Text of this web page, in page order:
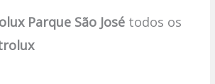
Parque São José todos os